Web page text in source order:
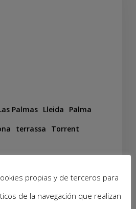
Palmas Lleida
Palma
terrassa
Torrent
Mejor
los Pequeños
Sana.
propias y de terceros para
de la navegación que realizan